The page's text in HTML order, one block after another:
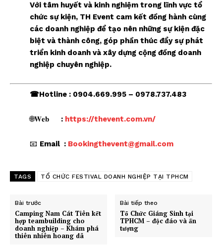
Với tâm huyết và kinh nghiệm trong lĩnh vực tổ
chức sự kiện, TH Event cam kết đồng hành cùng
các doanh nghiệp để tạo nên những sự kiện đặc
biệt và thành công, góp phần thúc đẩy sự phát
triển kinh doanh và xây dựng cộng đồng doanh
nghiệp chuyên nghiệp.
☎Hotline : 0904.669.995 – 0978.737.483
🌐𝐖𝐞𝐛 : https://thevent.com.vn/
📧 Email : Bookingthevent@gmail.com
TAGS TỔ CHỨC FESTIVAL DOANH NGHIỆP TẠI TPHCM
Bài trước
Camping Nam Cát Tiên kết
hợp teambuilding cho
doanh nghiệp – Khám phá
thiên nhiên hoang dã
Bài tiếp theo
Tổ Chức Giáng Sinh tại
TPHCM – độc đáo và ấn
tượng